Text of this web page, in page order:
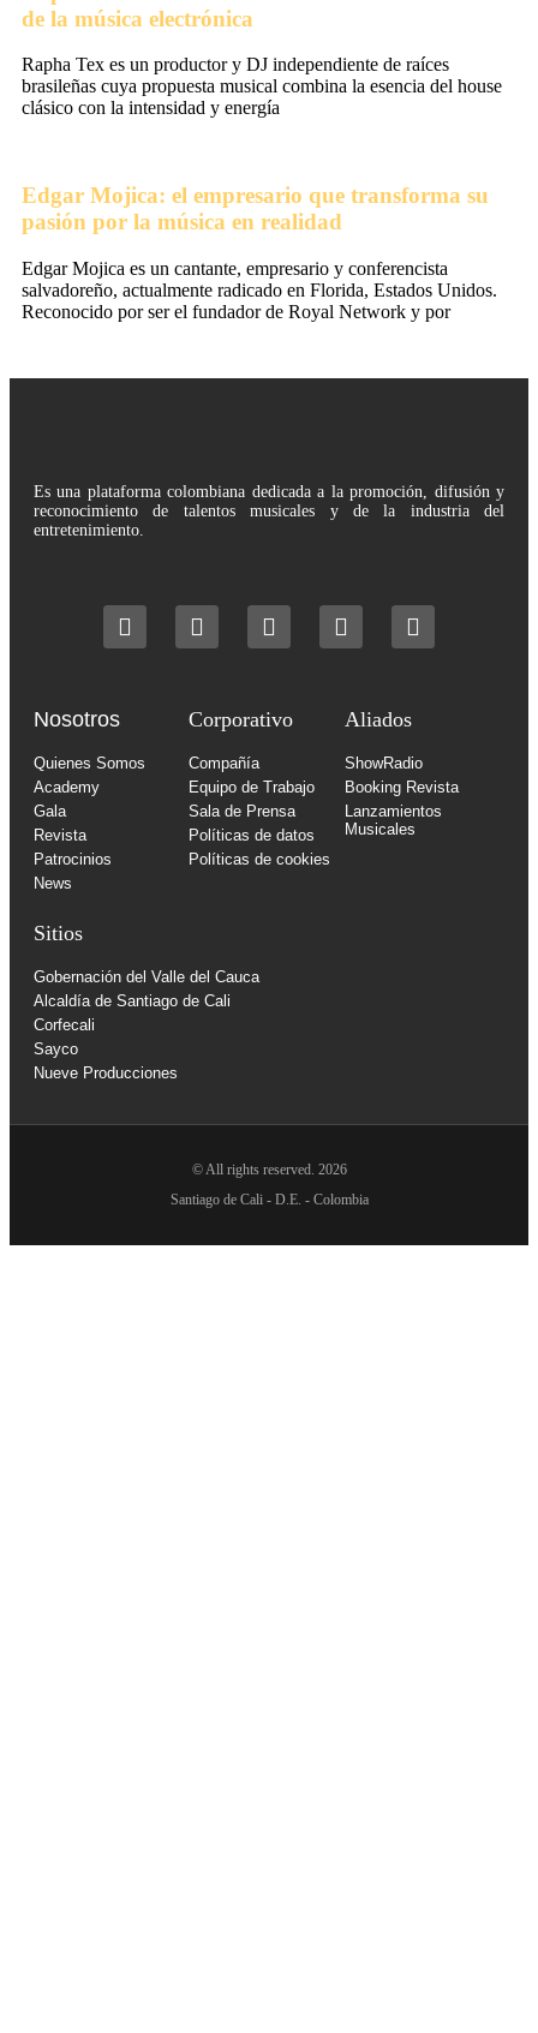
de la música electrónica
Rapha Tex es un productor y DJ independiente de raíces
brasileñas cuya propuesta musical combina la esencia del house
clásico con la intensidad y energía
Edgar Mojica: el empresario que transforma su
pasión por la música en realidad
Edgar Mojica es un cantante, empresario y conferencista
salvadoreño, actualmente radicado en Florida, Estados Unidos.
Reconocido por ser el fundador de Royal Network y por
Es una plataforma colombiana dedicada a la promoción, difusión y
reconocimiento de talentos musicales y de la industria del
entretenimiento.
Nosotros
Quienes Somos
Academy
Gala
Revista
Patrocinios
News
Corporativo
Compañía
Equipo de Trabajo
Sala de Prensa
Políticas de datos
Políticas de cookies
Aliados
ShowRadio
Booking Revista
Lanzamientos
Musicales
Sitios
Gobernación del Valle del Cauca
Alcaldía de Santiago de Cali
Corfecali
Sayco
Nueve Producciones
© All rights reserved. 2026
Santiago de Cali - D.E. - Colombia